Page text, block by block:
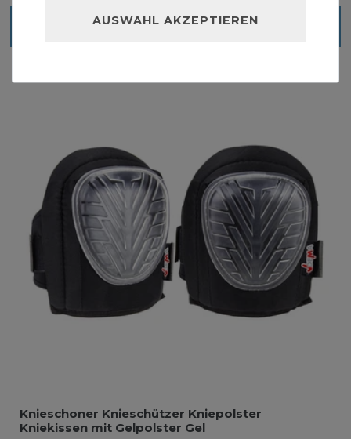
Blick ins Sortiment
Knieschoner Knieschützer Kniepolster
Kniekissen mit Gelpolster Gel
AUSWAHL AKZEPTIEREN